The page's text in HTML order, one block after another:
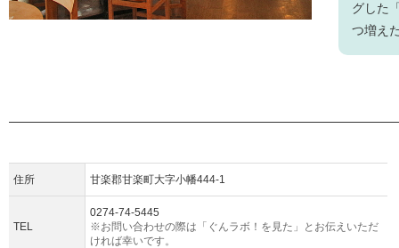
グした
つ増え
住所 甘楽郡甘楽町大字小幡444-1
TEL
0274-74-5445
※お問い合わせの際は「ぐんラボ！を見た」とお伝えいただ
ければ幸いです。